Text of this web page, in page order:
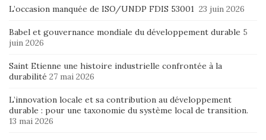
L’occasion manquée de ISO/UNDP FDIS 53001 23 juin 2026
Babel et gouvernance mondiale du développement durable 5
juin 2026
Saint Etienne une histoire industrielle confrontée à la
durabilité 27 mai 2026
L’innovation locale et sa contribution au développement
durable : pour une taxonomie du système local de transition.
13 mai 2026